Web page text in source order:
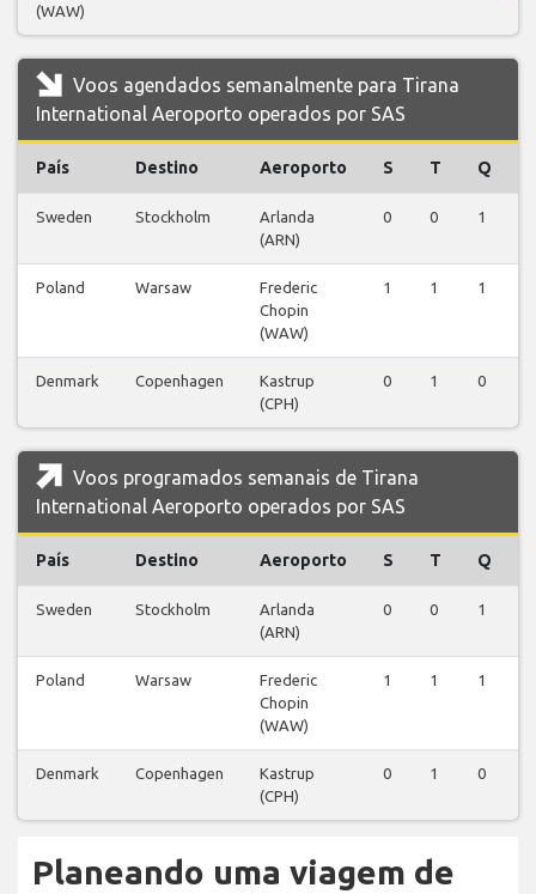
(WAW)
Voos agendados semanalmente para Tirana
International Aeroporto operados por SAS
País Destino Aeroporto S T Q
Sweden Stockholm
Arlanda
(ARN)
0 0 1
Poland Warsaw
Frederic
Chopin
(WAW)
1 1 1
Denmark Copenhagen
Kastrup
(CPH)
0 1 0
Voos programados semanais de Tirana
International Aeroporto operados por SAS
País Destino Aeroporto S T Q
Sweden Stockholm
Arlanda
(ARN)
0 0 1
Poland Warsaw
Frederic
Chopin
(WAW)
1 1 1
Denmark Copenhagen
Kastrup
(CPH)
0 1 0
Planeando uma viagem de